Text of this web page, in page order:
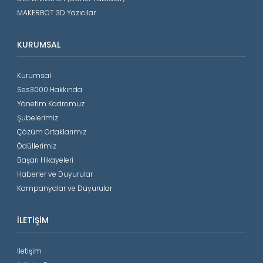
MAKERBOT 3D Yazıcılar
KURUMSAL
Kurumsal
Ses3000 Hakkında
Yönetim Kadromuz
Şubelerimiz
Çözüm Ortaklarımız
Ödüllerimiz
Başarı Hikayeleri
Haberler ve Duyurular
Kampanyalar ve Duyurular
İLETIŞIM
İletişim